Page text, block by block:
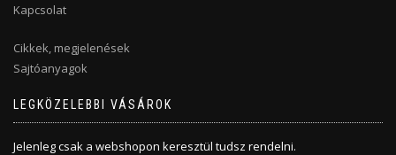
Kapcsolat
Cikkek, megjelenések
Sajtóanyagok
LEGKÖZELEBBI VÁSÁROK
Jelenleg csak a webshopon keresztül tudsz rendelni.